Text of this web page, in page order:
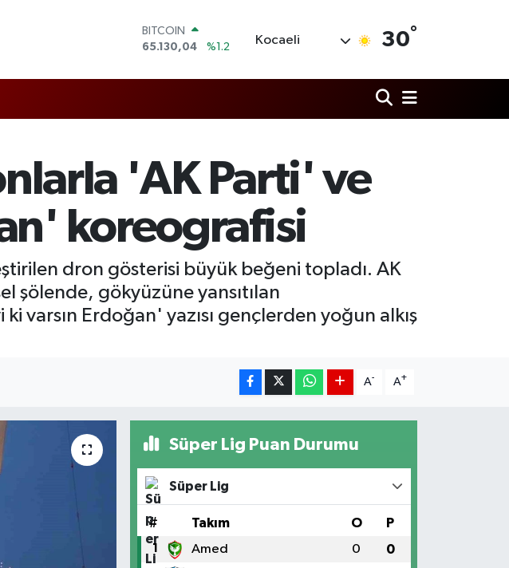
DOLAR
47,7106
%0.17
55,1652
%0.27
BİST100
13.773
%-19
Kocaeli 30°
'AK Parti' ve
koreografisi
dron gösterisi büyük beğeni topladı. AK
şölende, gökyüzüne yansıtılan
varsın Erdoğan' yazısı gençlerden yoğun alkış
A- A+
Süper Lig Puan Durumu
Süper Lig
# Takım O P
1 Amed 0 0